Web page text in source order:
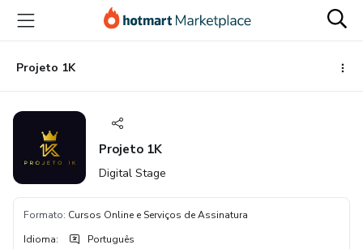
para
conteúdo
principal
para
pagamento
para
rodapéProjeto 1K
Projeto 1K
Digital Stage
Formato: Cursos Online e Serviços de Assinatura
Idioma: Português